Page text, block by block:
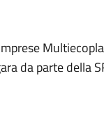
da parte della